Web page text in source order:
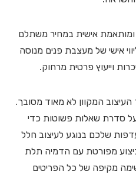
ומותאמת אישית במחיר משתלם
מליווי אישי של מעצבת פנים מנוסה
וייעוץ פרטית מרחוק.
המקוון לא מאוד מסובך.
סדרת שאלות פשוטות כדי
שלכם בנוגע לעיצוב חלל
מפורטת עם הדמיה תלת
מקיפה של כל הפריטים